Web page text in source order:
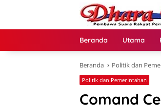
Beranda Utama
Beranda Politik dan
Politik dan Pemerintahan
Comand